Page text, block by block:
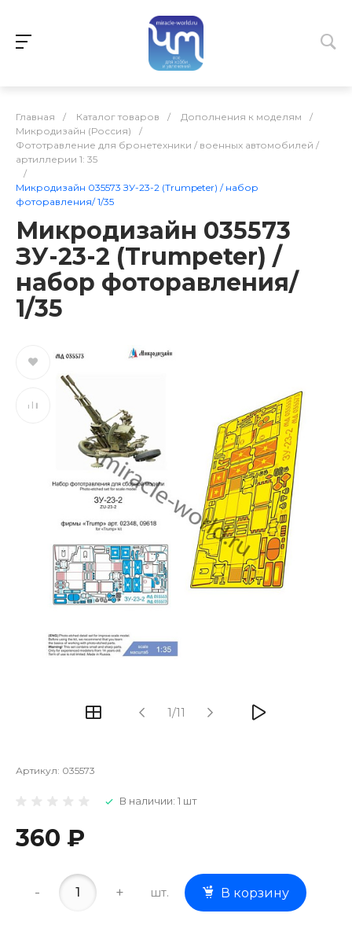
Главная / Каталог товаров / Дополнения к моделям
/
Микродизайн (Россия)
/
Фототравление для бронетехники / военных автомобилей /
артиллерии 1: 35
/
Микродизайн 035573 ЗУ-23-2 (Trumpeter) / набор
фоторавления/ 1/35
Микродизайн 035573
ЗУ-23-2 (Trumpeter) /
набор фоторавления/
1/35
1/11
Артикул: 035573
В наличии: 1 шт
360 ₽
- + шт. В корзину